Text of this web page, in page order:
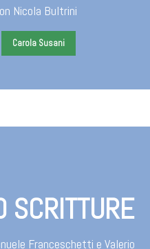
Nicola Bultrini
Carola Susani
SCRITTURE
Franceschetti e Valerio